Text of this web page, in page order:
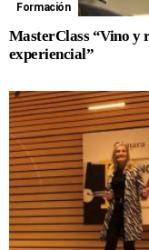
Formación
MasterClass “Vino y
experiencial”